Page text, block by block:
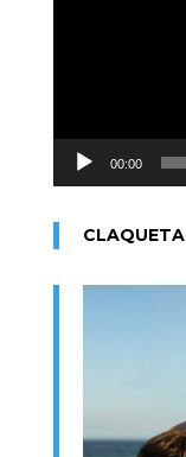
00:00
CLAQUETA